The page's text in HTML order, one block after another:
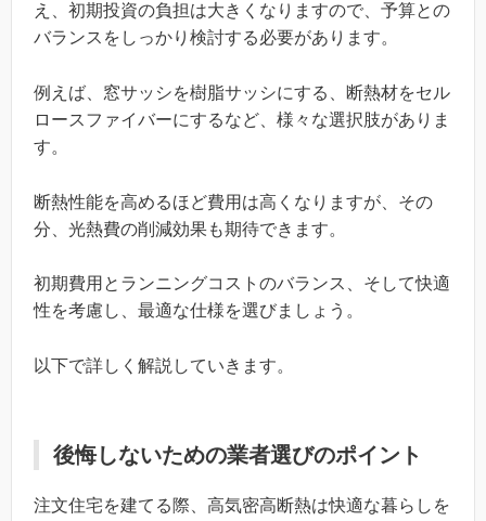
え、初期投資の負担は大きくなりますので、予算との
バランスをしっかり検討する必要があります。
例えば、窓サッシを樹脂サッシにする、断熱材をセル
ロースファイバーにするなど、様々な選択肢がありま
す。
断熱性能を高めるほど費用は高くなりますが、その
分、光熱費の削減効果も期待できます。
初期費用とランニングコストのバランス、そして快適
性を考慮し、最適な仕様を選びましょう。
以下で詳しく解説していきます。
後悔しないための業者選びのポイント
注文住宅を建てる際、高気密高断熱は快適な暮らしを